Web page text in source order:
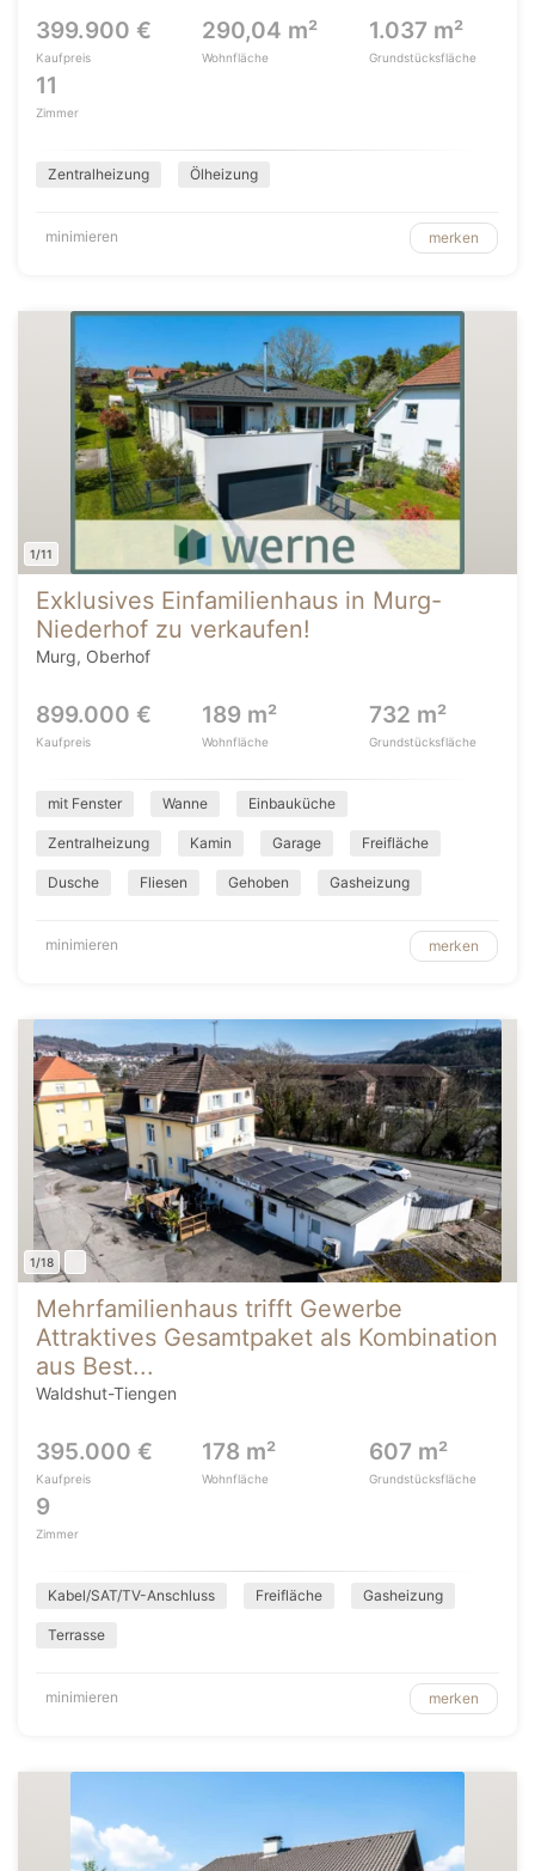
399.900 €
Kaufpreis
290,04 m²
Wohnfläche
1.037 m²
Grundstücksfläche
11
Zimmer
Zentralheizung Ölheizung
minimieren merken
1/11
Exklusives Einfamilienhaus in Murg-
Niederhof zu verkaufen!
Murg, Oberhof
899.000 €
Kaufpreis
189 m²
Wohnfläche
732 m²
Grundstücksfläche
mit Fenster Wanne Einbauküche
Zentralheizung Kamin Garage Freifläche
Dusche Fliesen Gehoben Gasheizung
minimieren merken
1/18
Mehrfamilienhaus trifft Gewerbe
Attraktives Gesamtpaket als Kombination
aus Best...
Waldshut-Tiengen
395.000 €
Kaufpreis
178 m²
Wohnfläche
607 m²
Grundstücksfläche
9
Zimmer
Kabel/SAT/TV-Anschluss Freifläche Gasheizung
Terrasse
minimieren merken